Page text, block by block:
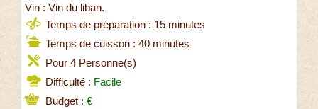
Vin : Vin du liban.
Temps de préparation : 15 minutes
Temps de cuisson : 40 minutes
Pour 4 Personne(s)
Difficulté : Facile
Budget : €